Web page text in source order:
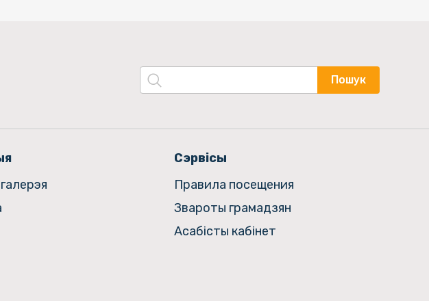
Пошук
Сэрвісы
Правила посещения
Звароты грамадзян
Асабісты кабінет